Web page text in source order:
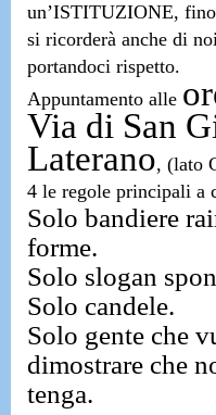
un’ISTITUZIONE,
si ricorderà anche di
portandoci rispetto.
Appuntamento alle
Via di San
Laterano, (lato
4 le regole principali a
Solo bandiere
forme.
Solo slogan
Solo candele.
Solo gente che
dimostrare che
tenga.